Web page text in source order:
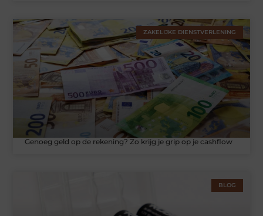
ZAKELIJKE DIENSTVERLENING
Genoeg geld op de rekening? Zo krijg je grip op je cashflow
BLOG